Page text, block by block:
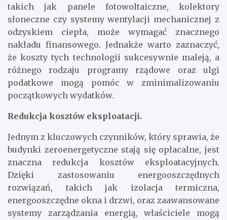
takich jak panele fotowoltaiczne, kolektory
słoneczne czy systemy wentylacji mechanicznej z
odzyskiem ciepła, może wymagać znacznego
nakładu finansowego. Jednakże warto zaznaczyć,
że koszty tych technologii sukcesywnie maleją, a
różnego rodzaju programy rządowe oraz ulgi
podatkowe mogą pomóc w zminimalizowaniu
początkowych wydatków.
Redukcja kosztów eksploatacji.
Jednym z kluczowych czynników, który sprawia, że
budynki zeroenergetyczne stają się opłacalne, jest
znaczna redukcja kosztów eksploatacyjnych.
Dzięki zastosowaniu energooszczędnych
rozwiązań, takich jak izolacja termiczna,
energooszczędne okna i drzwi, oraz zaawansowane
systemy zarządzania energią, właściciele mogą